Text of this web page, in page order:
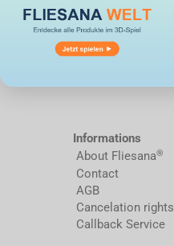
Informations
About Fliesana®
Contact
AGB
Cancelation rights
Callback Service